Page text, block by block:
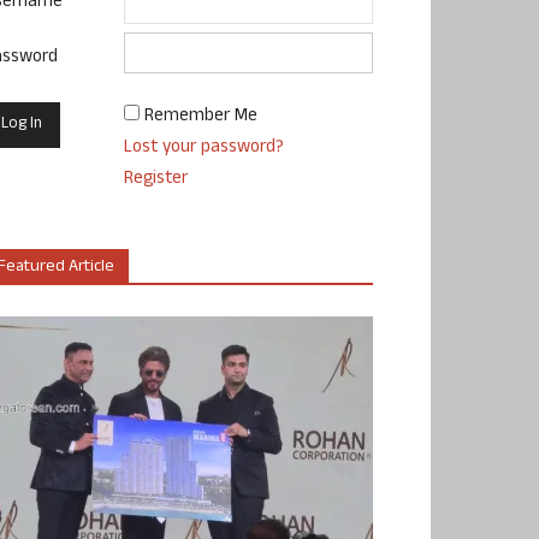
Remember Me
Lost your password?
Register
Article